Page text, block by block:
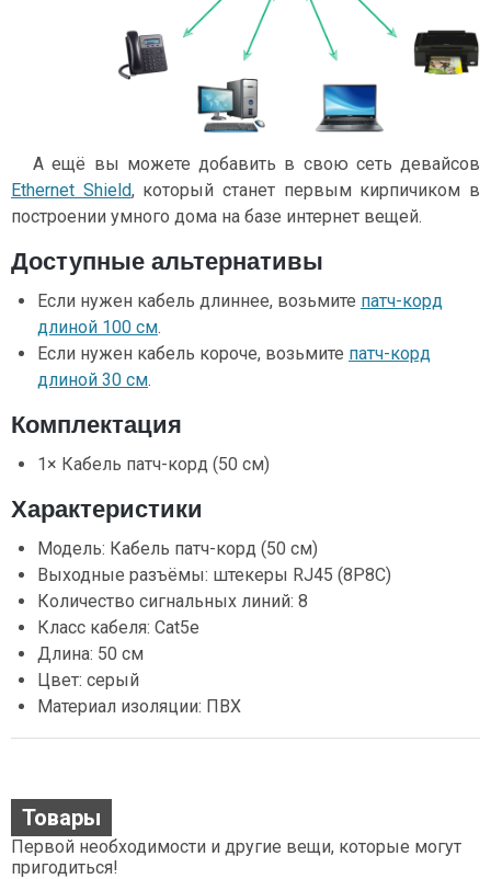
А ещё вы можете добавить в свою сеть девайсов
Ethernet Shield, который станет первым кирпичиком в
построении умного дома на базе интернет вещей.
Доступные альтернативы
Если нужен кабель длиннее, возьмите патч-корд
длиной 100 см.
Если нужен кабель короче, возьмите патч-корд
длиной 30 см.
Комплектация
1× Кабель патч-корд (50 см)
Характеристики
Модель: Кабель патч-корд (50 см)
Выходные разъёмы: штекеры RJ45 (8P8C)
Количество сигнальных линий: 8
Класс кабеля: Cat5e
Длина: 50 см
Цвет: серый
Материал изоляции: ПВХ
Товары
Первой необходимости и другие вещи, которые могут
пригодиться!